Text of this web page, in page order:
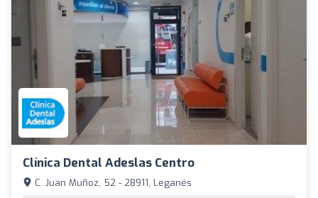
Clínica Dental Adeslas Centro
C. Juan Muñoz, 52 - 28911, Leganés